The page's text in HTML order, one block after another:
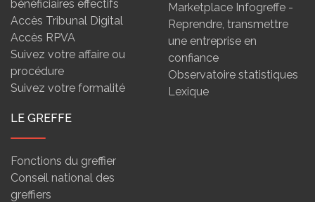
bénéficiaires effectifs
Accès Tribunal Digital
Accès RPVA
Suivez votre affaire ou
procédure
Suivez votre formalité
Marketplace Infogreffe -
Reprendre, transmettre
une entreprise en
confiance
Observatoire statistiques
Lexique
LE GREFFE
Fonctions du greffier
Conseil national des
greffiers